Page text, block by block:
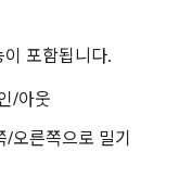
포함됩니다.
/아웃
오른쪽으로 밀기